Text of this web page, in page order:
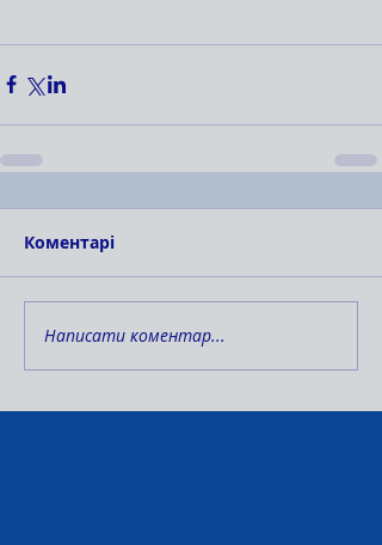
Коментарі
Написати коментар...